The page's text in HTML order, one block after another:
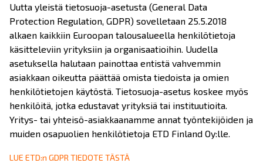
Uutta yleistä tietosuoja-asetusta (General Data
Protection Regulation, GDPR) sovelletaan 25.5.2018
alkaen kaikkiin Euroopan talousalueella henkilötietoja
käsitteleviin yrityksiin ja organisaatioihin. Uudella
asetuksella halutaan painottaa entistä vahvemmin
asiakkaan oikeutta päättää omista tiedoista ja omien
henkilötietojen käytöstä. Tietosuoja-asetus koskee myös
henkilöitä, jotka edustavat yrityksiä tai instituutioita.
Yritys- tai yhteisö-asiakkaanamme annat työntekijöiden ja
muiden osapuolien henkilötietoja ETD Finland Oy:lle.
LUE ETD:n GDPR TIEDOTE TÄSTÄ